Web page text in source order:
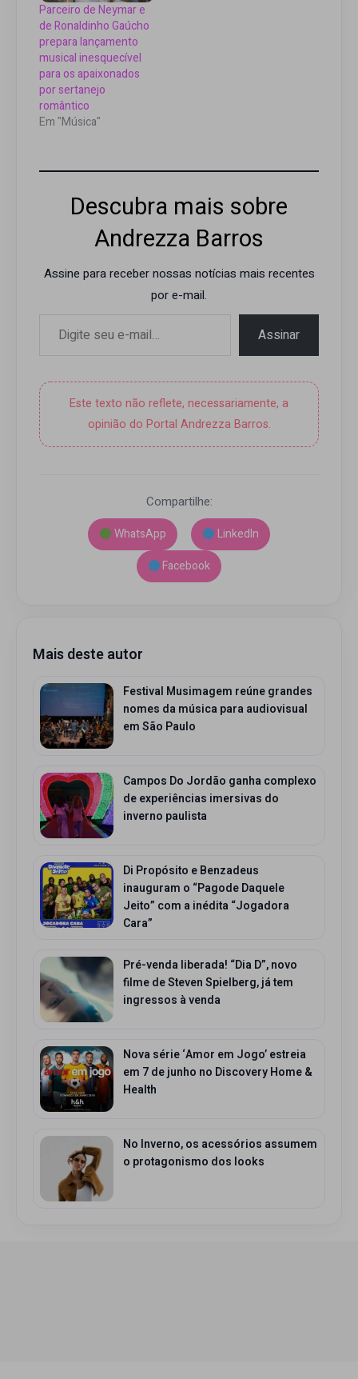
Parceiro de Neymar e
de Ronaldinho Gaúcho
prepara lançamento
musical inesquecível
para os apaixonados
por sertanejo
romântico
Em "Música"
Descubra mais sobre
Andrezza Barros
Assine para receber nossas notícias mais recentes
por e-mail.
Assinar
Este texto não reflete, necessariamente, a
opinião do Portal Andrezza Barros.
Compartilhe:
WhatsApp
LinkedIn
Facebook
Mais deste autor
Festival Musimagem reúne grandes
nomes da música para audiovisual
em São Paulo
Campos Do Jordão ganha complexo
de experiências imersivas do
inverno paulista
Di Propósito e Benzadeus
inauguram o “Pagode Daquele
Jeito” com a inédita “Jogadora
Cara”
Pré-venda liberada! “Dia D”, novo
filme de Steven Spielberg, já tem
ingressos à venda
Nova série ‘Amor em Jogo’ estreia
em 7 de junho no Discovery Home &
Health
No Inverno, os acessórios assumem
o protagonismo dos looks